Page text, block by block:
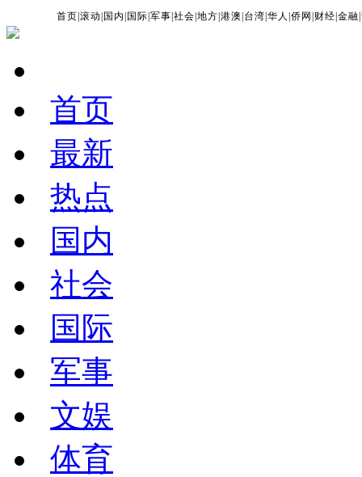
首页 |滚动 国内 国际 |军事 |社会 |地方 |港澳 台湾 |华人 |侨网 财经 |金融 |
首页
最新
热点
国内
社会
国际
军事
文娱
体育